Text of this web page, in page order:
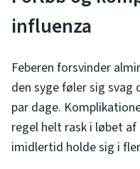
influenza
Feberen forsvinder
den syge føler sig
par dage.
regel helt rask i løbet af
imidlertid holde sig i